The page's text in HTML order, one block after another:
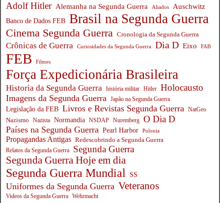
Adolf Hitler Alemanha na Segunda Guerra Aliados Auschwitz
Banco de Dados FEB Brasil na Segunda Guerra
Cinema Segunda Guerra Cronologia da Segunda Guerra
Crônicas de Guerra Curiosidades da Segunda Guerra Dia D Eixo FAB
FEB Filmes
Força Expedicionária Brasileira
Historia da Segunda Guerra história militar Hitler Holocausto
Imagens da Segunda Guerra Japão na Segunda Guerra
Legislação da FEB Livros e Revistas Segunda Guerra NatGeo
Nazismo Nazista Normandia NSDAP Nuremberg O Dia D
Países na Segunda Guerra Pearl Harbor Polonia
Propagandas Antigas Redescobrindo a Segunda Guerra
Relatos da Segunda Guerra Segunda Guerra
Segunda Guerra Hoje em dia
Segunda Guerra Mundial SS
Uniformes da Segunda Guerra Veteranos
Videos da Segunda Guerra Wehrmacht